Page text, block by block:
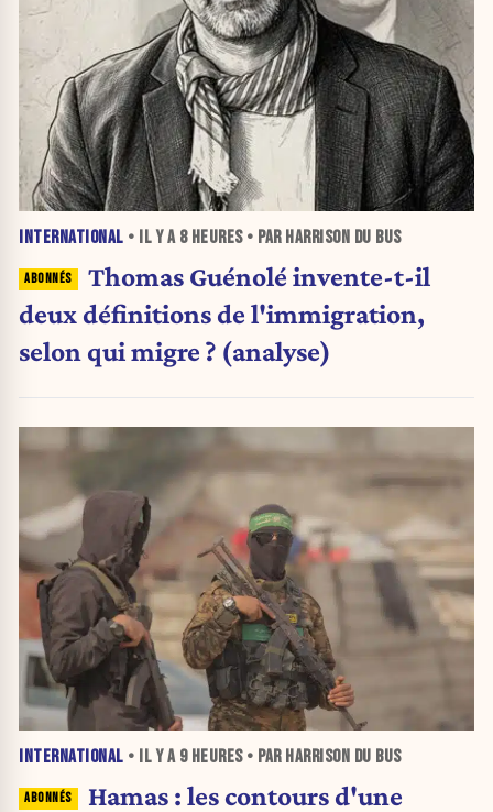
INTERNATIONAL • IL Y A 8 HEURES• PAR HARRISON DU BUS
Thomas Guénolé invente-t-il
deux définitions de l'immigration,
selon qui migre ? (analyse)
INTERNATIONAL • IL Y A 9 HEURES• PAR HARRISON DU BUS
Hamas : les contours d'une